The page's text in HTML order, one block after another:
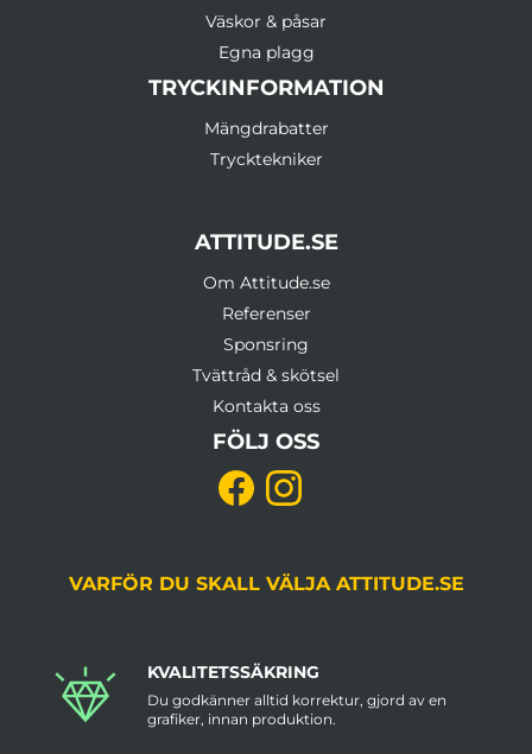
Väskor & påsar
Egna plagg
TRYCKINFORMATION
Mängdrabatter
Trycktekniker
ATTITUDE.SE
Om Attitude.se
Referenser
Sponsring
Tvättråd & skötsel
Kontakta oss
FÖLJ OSS
VARFÖR DU SKALL VÄLJA ATTITUDE.SE
KVALITETSSÄKRING
Du godkänner alltid korrektur, gjord av en
grafiker, innan produktion.